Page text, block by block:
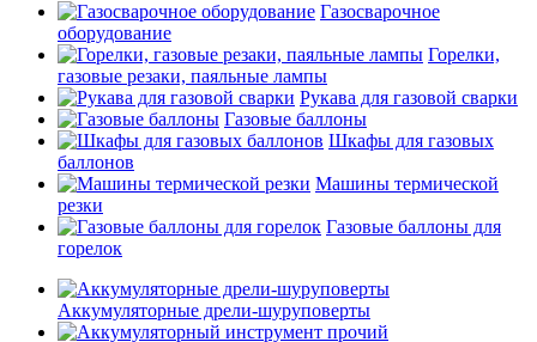
Газосварочное
оборудование
Горелки,
газовые резаки, паяльные лампы
Рукава для газовой сварки
Газовые баллоны
Шкафы для газовых
баллонов
Машины термической
резки
Газовые баллоны для
горелок
Аккумуляторные дрели-шуруповерты